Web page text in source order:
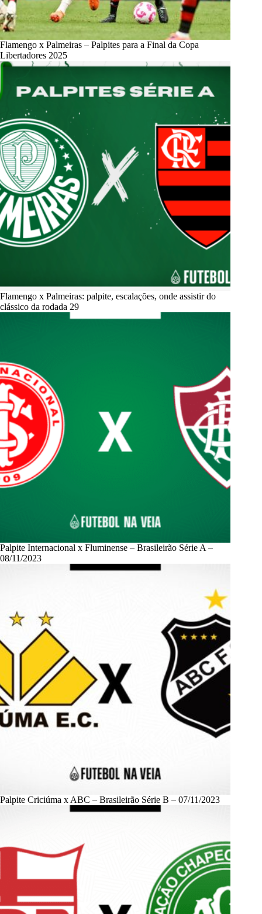
Flamengo x Palmeiras – Palpites para a Final da Copa
Libertadores 2025
Flamengo x Palmeiras: palpite, escalações, onde assistir do
clássico da rodada 29
Palpite Internacional x Fluminense – Brasileirão Série A –
08/11/2023
Palpite Criciúma x ABC – Brasileirão Série B – 07/11/2023